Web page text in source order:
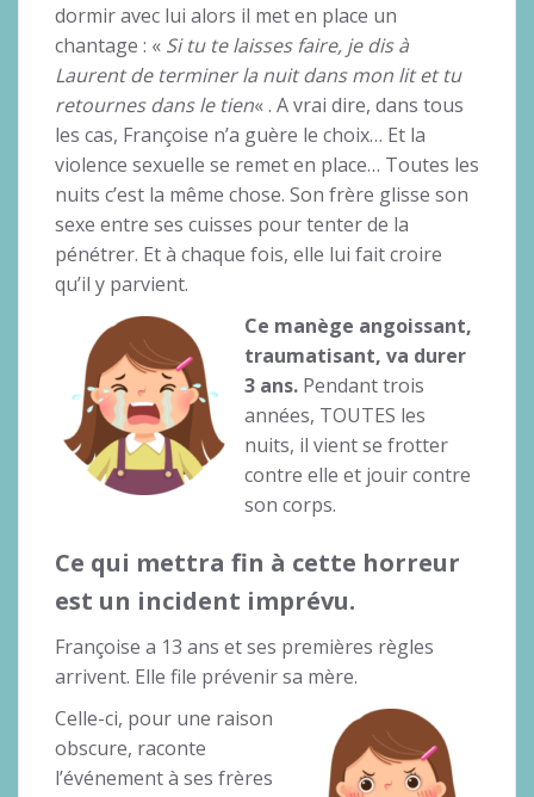
dormir avec lui alors il met en place un
chantage : « Si tu te laisses faire, je dis à
Laurent de terminer la nuit dans mon lit et tu
retournes dans le tien« . A vrai dire, dans tous
les cas, Françoise n’a guère le choix… Et la
violence sexuelle se remet en place… Toutes les
nuits c’est la même chose. Son frère glisse son
sexe entre ses cuisses pour tenter de la
pénétrer. Et à chaque fois, elle lui fait croire
qu’il y parvient.
Ce manège angoissant,
traumatisant, va durer
3 ans. Pendant trois
années, TOUTES les
nuits, il vient se frotter
contre elle et jouir contre
son corps.
Ce qui mettra fin à cette horreur
est un incident imprévu.
Françoise a 13 ans et ses premières règles
arrivent. Elle file prévenir sa mère.
Celle-ci, pour une raison
obscure, raconte
l’événement à ses frères